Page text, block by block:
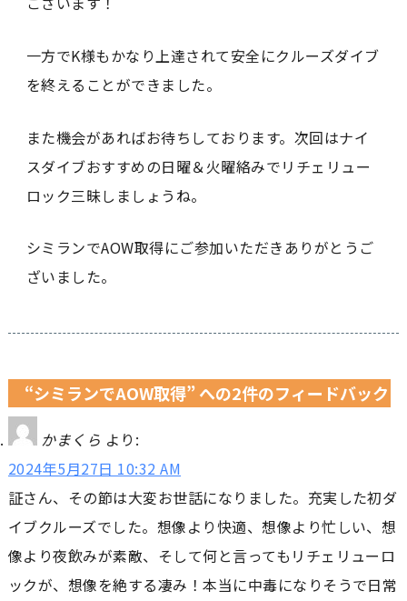
一方でK様もかなり上達されて安全にクルーズダイブ
を終えることができました。
また機会があればお待ちしております。次回はナイ
スダイブおすすめの日曜＆火曜絡みでリチェリュー
ロック三昧しましょうね。
シミランでAOW取得にご参加いただきありがとうご
ざいました。
“シミランでAOW取得” への2件のフィードバック
かまくら より:
2024年5月27日 10:32 AM
証さん、その節は大変お世話になりました。充実した初ダ
イブクルーズでした。想像より快適、想像より忙しい、想
像より夜飲みが素敵、そして何と言ってもリチェリューロ
ックが、想像を絶する凄み！本当に中毒になりそうで日常